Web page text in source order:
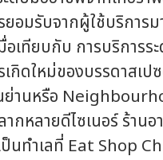
ยอมรับจากผู้ใช้บริกา
มื่อเทียบกับ การบริกา
เกิดใหม่ของบรรดาสเ
ย่านหรือ
กหลายดีไซเนอร์ ร้าน
นทำเลที่ Eat Shop